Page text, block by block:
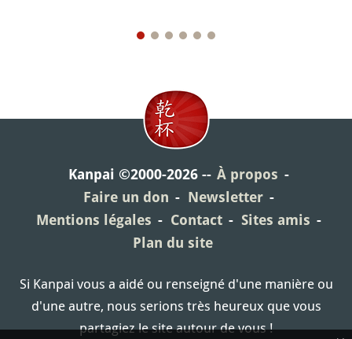
Kanpai ©2000-2026
À propos
Faire un don
Newsletter
Mentions légales
Contact
Sites amis
Plan du site
Si Kanpai vous a aidé ou renseigné d'une manière ou
d'une autre, nous serions très heureux que vous
partagiez le site autour de vous !